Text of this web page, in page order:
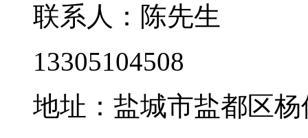
联系人：陈先生
13305104508
地址：盐城市盐都区